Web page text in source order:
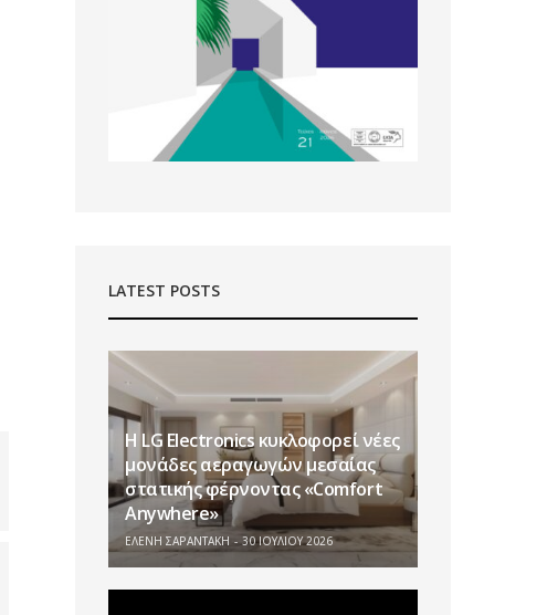
LATEST POSTS
Η LG Electronics κυκλοφορεί νέες
μονάδες αεραγωγών μεσαίας
στατικής φέρνοντας «Comfort
Anywhere»
ΕΛΕΝΗ ΣΑΡΑΝΤΑΚΗ 30 ΙΟΥΛΊΟΥ 2026